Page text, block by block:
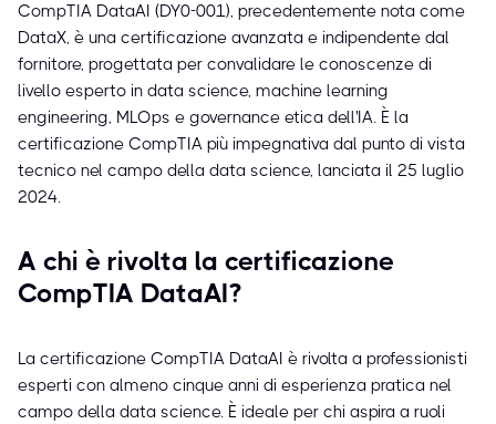
CompTIA DataAI (DY0-001), precedentemente nota come
DataX, è una certificazione avanzata e indipendente dal
fornitore, progettata per convalidare le conoscenze di
livello esperto in data science, machine learning
engineering, MLOps e governance etica dell'IA. È la
certificazione CompTIA più impegnativa dal punto di vista
tecnico nel campo della data science, lanciata il 25 luglio
2024.
A chi è rivolta la certificazione
CompTIA DataAI?
La certificazione CompTIA DataAI è rivolta a professionisti
esperti con almeno cinque anni di esperienza pratica nel
campo della data science. È ideale per chi aspira a ruoli